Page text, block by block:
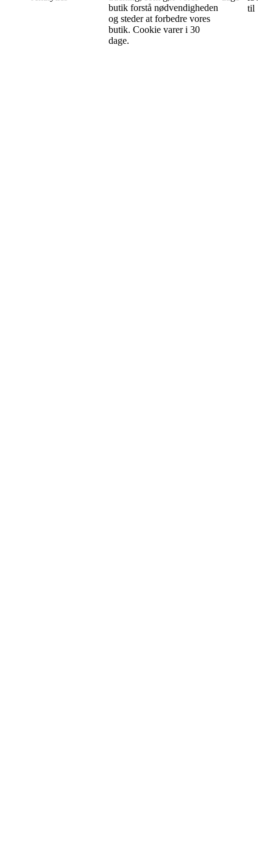
butik forstå nødvendigheden
og steder at forbedre vores
butik. Cookie varer i 30
dage.
til